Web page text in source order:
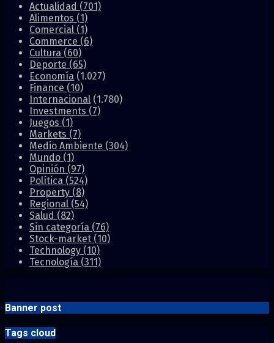
Actualidad (701)
Alimentos (1)
Comercial (1)
Commerce (6)
Cultura (60)
Deporte (65)
Economía (1.027)
Finance (10)
Internacional (1.780)
Investments (7)
Juegos (1)
Markets (7)
Medio Ambiente (304)
Mundo (1)
Opinión (97)
Política (524)
Property (8)
Regional (54)
Salud (82)
Sin categoría (76)
Stock-market (10)
Technology (10)
Tecnología (311)
Banner post
Tags cloud